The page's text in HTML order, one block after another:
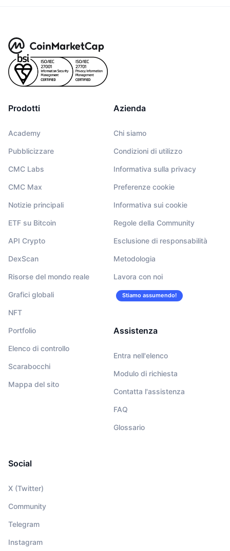
Prodotti
Academy
Pubblicizzare
CMC Labs
CMC Max
Notizie principali
ETF su Bitcoin
API Crypto
DexScan
Risorse del mondo reale
Grafici globali
NFT
Portfolio
Elenco di controllo
Scarabocchi
Mappa del sito
Azienda
Chi siamo
Condizioni di utilizzo
Informativa sulla privacy
Preferenze cookie
Informativa sui cookie
Regole della Community
Esclusione di responsabilità
Metodologia
Lavora con noi
Stiamo assumendo!
Assistenza
Entra nell'elenco
Modulo di richiesta
Contatta l'assistenza
FAQ
Glossario
Social
X (Twitter)
Community
Telegram
Instagram